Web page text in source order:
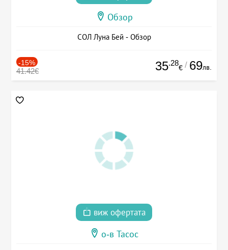
Обзор
СОЛ Луна Бей - Обзор
-15%
41.42€ 35.28
€ / 69лв.
виж офертата
о-в Тасос